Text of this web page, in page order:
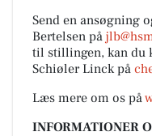
Send en ansøgning
Bertelsen på
til stillingen, kan du
Schiøler Linck på
Læs mere om os på
INFORMATIONER